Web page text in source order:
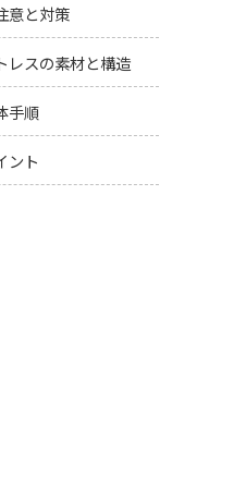
意と対策
レスの素材と構造
手順
ント